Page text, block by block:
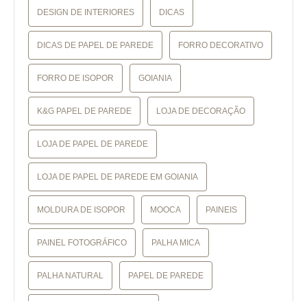
DESIGN DE INTERIORES DICAS
DICAS DE PAPEL DE PAREDE FORRO DECORATIVO
FORRO DE ISOPOR GOIANIA
K&G PAPEL DE PAREDE LOJA DE DECORAÇÃO
LOJA DE PAPEL DE PAREDE
LOJA DE PAPEL DE PAREDE EM GOIANIA
MOLDURA DE ISOPOR MOOCA PAINEIS
PAINEL FOTOGRÁFICO PALHA MICA
PALHA NATURAL PAPEL DE PAREDE